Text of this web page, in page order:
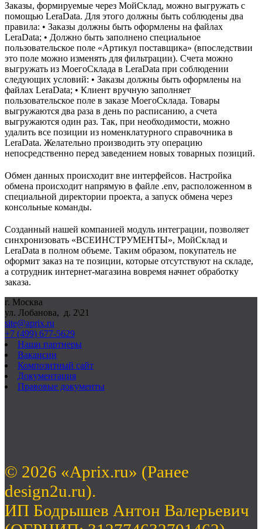
Заказы, формируемые через МойСклад, можно выгружать с
помощью LeraData. Для этого должны быть соблюдены два
правила: • Заказы должны быть оформлены на файлах
LeraData; • Должно быть заполнено специальное
пользовательское поле «Артикул поставщика» (впоследствии
это поле можно изменять для фильтрации). Счета можно
выгружать из МоегоСклада в LeraData при соблюдении
следующих условий: • Заказы должны быть оформлены на
файлах LeraData; • Клиент вручную заполняет
пользовательское поле в заказе МоегоСклада. Товары
выгружаются два раза в день по расписанию, а счета
выгружаются один раз. Так, при необходимости, можно
удалить все позиции из номенклатурного справочника в
LeraData. Желательно производить эту операцию
непосредственно перед заведением новых товарных позиций.
Обмен данных происходит вне интерфейсов. Настройка
обмена происходит напрямую в файле .env, расположенном в
специальной директории проекта, а запуск обмена через
консольные команды.
Созданный нашей компанией модуль интеграции, позволяет
синхронизовать «ВСЕИНСТРУМЕНТЫ», МойСклад и
LeraData в полном объеме. Таким образом, покупатель не
оформит заказ на те позиции, которые отсутствуют на складе,
а сотрудник интернет-магазина вовремя начнет обработку
заказа.
г. Москва
ул. Лобанова, д. 2\21
site@aprix.ru
+7 (499) 677-5629
Наши партнеры
Вакансии
Композитный сайт
Документация
Правовые документы
© 2026 «Aprix.ru» (Ранее
design2u.ru).
ИП Бодрышев Антон Валерьевич